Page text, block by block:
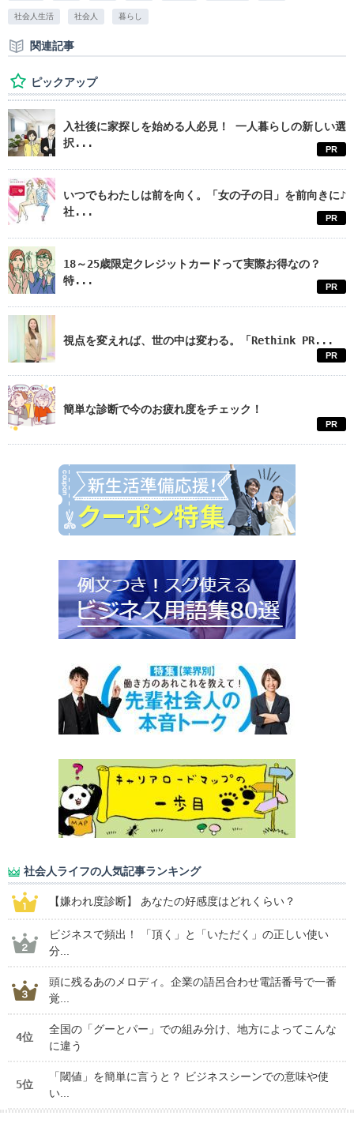
社会人生活 社会人 暮らし
関連記事
ピックアップ
入社後に家探しを始める人必見！ 一人暮らしの新しい選
択...
PR
いつでもわたしは前を向く。「女の子の日」を前向きに♪
社...
PR
18～25歳限定クレジットカードって実際お得なの？
特...
PR
視点を変えれば、世の中は変わる。「Rethink PR...
PR
簡単な診断で今のお疲れ度をチェック！
PR
社会人ライフの人気記事ランキング
【嫌われ度診断】 あなたの好感度はどれくらい？
ビジネスで頻出！ 「頂く」と「いただく」の正しい使い
分...
頭に残るあのメロディ。企業の語呂合わせ電話番号で一番
覚...
4位
全国の「グーとパー」での組み分け、地方によってこんな
に違う
5位
「閾値」を簡単に言うと？ ビジネスシーンでの意味や使
い...